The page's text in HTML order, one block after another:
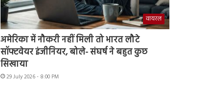
वायरल
अमेरिका में नौकरी नहीं मिली तो भारत लौटे
सॉफ्टवेयर इंजीनियर, बोले- संघर्ष ने बहुत कुछ
सिखाया
29 July 2026 - 8:00 PM